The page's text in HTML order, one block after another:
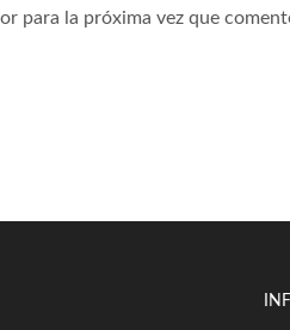
para la próxima vez que